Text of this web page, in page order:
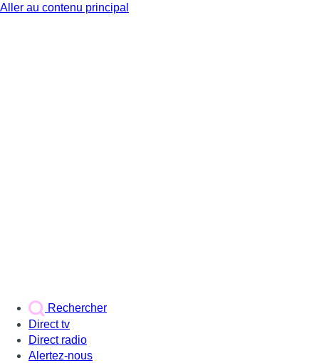
Aller au contenu principal
Rechercher
Direct tv
Direct radio
Alertez-nous